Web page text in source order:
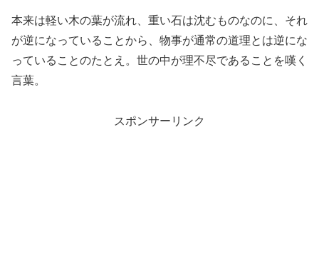
本来は軽い木の葉が流れ、重い石は沈むものなのに、それ
が逆になっていることから、物事が通常の道理とは逆にな
っていることのたとえ。世の中が理不尽であることを嘆く
言葉。
スポンサーリンク